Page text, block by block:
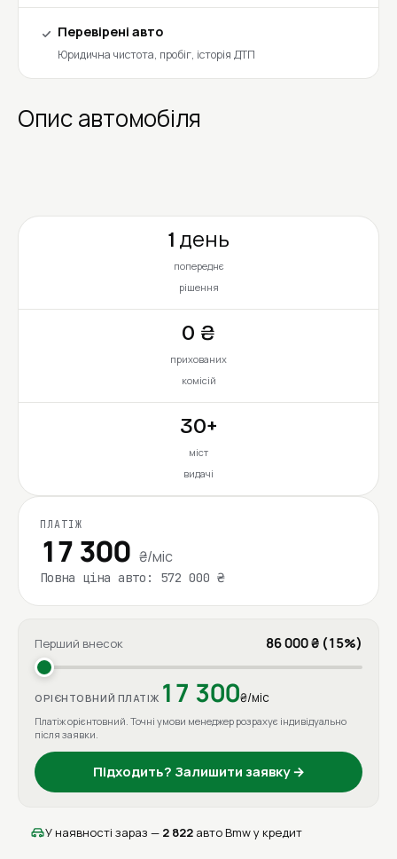
Перевірені авто
Юридична чистота, пробіг, історія ДТП
Опис автомобіля
1 день
попереднє
рішення
0 ₴
прихованих
комісій
30+
міст
видачі
ПЛАТІЖ
17 300 ₴/міс
Повна ціна авто: 572 000 ₴
Перший внесок 86 000 ₴ (15%)
ОРІЄНТОВНИЙ ПЛАТІЖ 17 300₴/міс
Платіж орієнтовний. Точні умови менеджер розрахує індивідуально
після заявки.
Підходить? Залишити заявку →
У наявності зараз — 2 822 авто Bmw у кредит